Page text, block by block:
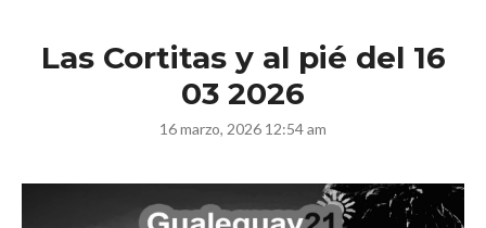
Las Cortitas y al pié del 16
03 2026
16 marzo, 2026 12:54 am